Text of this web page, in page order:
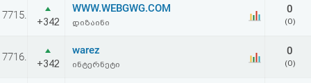
7715.
+342
WWW.WEBGWG.COM
დიზაინი
0
(0)
7716.
+342
warez
ინტერნეტი
0
(0)